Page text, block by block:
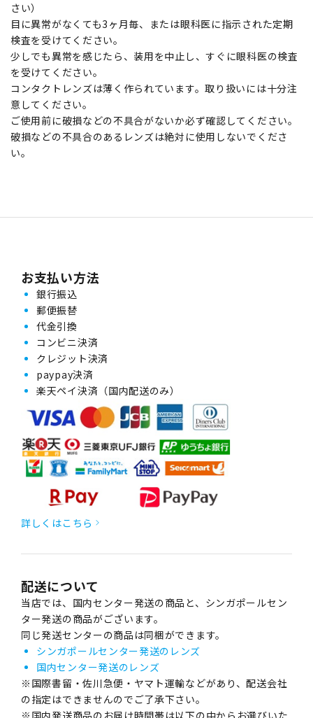
さい）
目に異常がなくても3ヶ月毎、または眼科医に指示された定期
検査を受けてください。
少しでも異常を感じたら、装用を中止し、すぐに眼科医の検査
を受けてください。
コンタクトレンズは薄く作られています。取り扱いには十分注
意してください。
ご使用前に破損などの不具合がないか必ず確認してください。
破損などの不具合のあるレンズは絶対に使用しないでくださ
い。
お支払い方法
銀行振込
郵便振替
代金引換
コンビニ決済
クレジット決済
paypay決済
楽天ペイ決済（国内配送のみ）
詳しくはこちら
配送について
当店では、国内センター発送の商品と、シンガポールセン
ター発送の商品がございます。
同じ発送センターの商品は同梱ができます。
シンガポールセンター発送のレンズ
国内センター発送のレンズ
※国際書留・佐川急便・ヤマト運輸などがあり、配送会社
の指定はできませんのでご了承下さい。
※国内発送商品のお届け時間帯は以下の中からお選びいた